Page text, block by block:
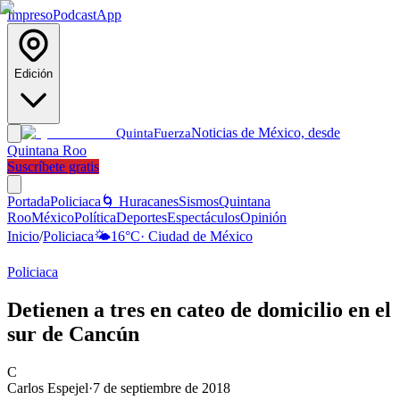
ImpresoPodcastApp
Edición
QuintaFuerzaNoticias de México, desde
Quintana Roo
Suscríbete gratis
PortadaPoliciaca 🌀 HuracanesSismosQuintana
RooMéxicoPolíticaDeportesEspectáculosOpinión
Inicio/Policiaca🌤️16°C· Ciudad de México
Policiaca
Detienen a tres en cateo de domicilio en el
sur de Cancún
C
Carlos Espejel·7 de septiembre de 2018